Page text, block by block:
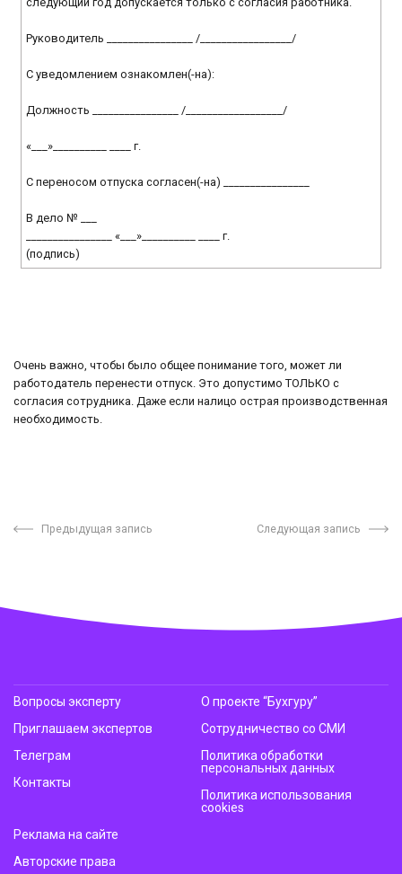
Руководитель ________________ /_________________/
С уведомлением ознакомлен(-на):
Должность ________________ /__________________/
«___»__________ ____ г.
С переносом отпуска согласен(-на) ________________
В дело № ___
________________ «___»__________ ____ г.
(подпись)
Очень важно, чтобы было общее понимание того, может ли
работодатель перенести отпуск. Это допустимо ТОЛЬКО с
согласия сотрудника. Даже если налицо острая производственная
необходимость.
Предыдущая запись Следующая запись
Вопросы эксперту
Приглашаем экспертов
Телеграм
Контакты
О проекте “Бухгуру”
Сотрудничество со СМИ
Политика обработки
персональных данных
Политика использования
cookies
Реклама на сайте
Авторские права